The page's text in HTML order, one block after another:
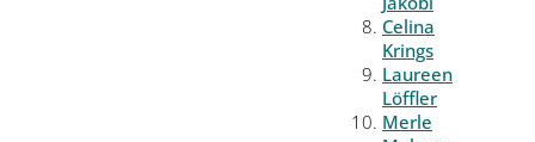
Celina
Krings
Laureen
Löffler
Merle